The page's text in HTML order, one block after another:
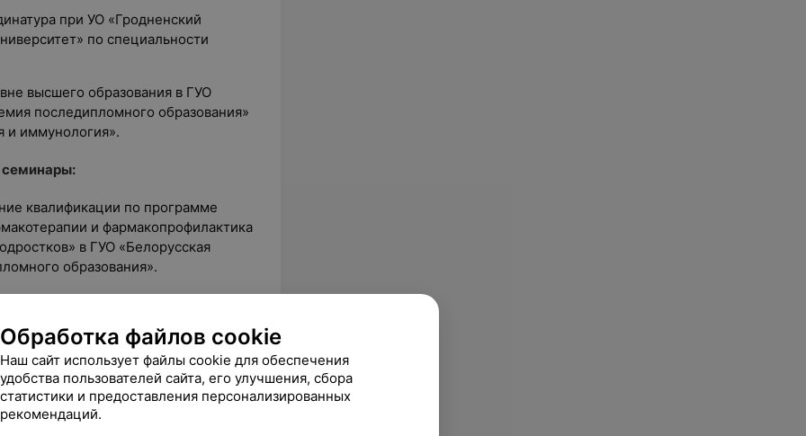
при УО «Гродненский
по специальности
высшего образования в ГУО
последипломного образования»
и иммунология».
квалификации по программе
и фармакопрофилактика
в ГУО «Белорусская
образования».
квалификации по программе
педиатрии» в ГУО
последипломного образования».
квалификации по программе
в УО «Витебский государственный
университет».
Обработка файлов cookie
Наш сайт использует файлы cookie для обеспечения
удобства пользователей сайта, его улучшения, сбора
статистики и предоставления персонализированных
рекомендаций.